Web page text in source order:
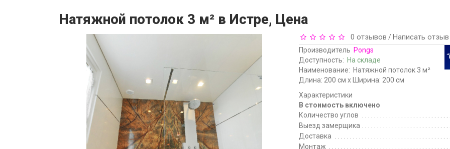
Натяжной потолок 3 м² в Истре, Цена
0 отзывов / Написать отзыв
Производитель Pongs
Доступность: На складе
Наименование: Натяжной потолок 3 м²
Длина: 200 см x Ширина: 200 см
Характеристики
В стоимость включено
Количество углов
Выезд замерщика
Доставка
Монтаж